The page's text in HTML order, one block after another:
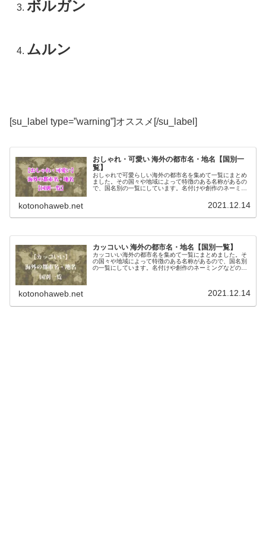
ボルガン
ムルン
[su_label type=”warning”]オススメ[/su_label]
おしゃれ・可愛い 海外の都市名・地名【国別一
覧】
おしゃれで可愛らしい海外の都市名を集めて一覧にまとめ
ました。その国々や地域によって特徴のある名称があるの
で、国名別の一覧にしています。名付けや創作のネーミン
kotonohaweb.net 2021.12.14
カッコいい 海外の都市名・地名【国別一覧】
カッコいい海外の都市名を集めて一覧にまとめました。そ
の国々や地域によって特徴のある名称があるので、国名別
の一覧にしています。名付けや創作のネーミングなどの参
kotonohaweb.net 2021.12.14